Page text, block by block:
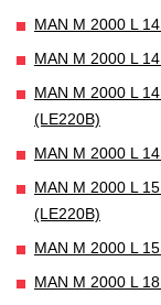
MAN M 2000 L
MAN M 2000 L
MAN M 2000 L
(LE220B)
MAN M 2000 L
MAN M 2000 L
(LE220B)
MAN M 2000 L
MAN M 2000 L